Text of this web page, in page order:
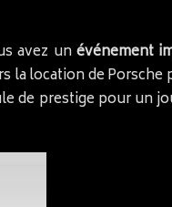
avez unévénement
la location de
de prestige pour un